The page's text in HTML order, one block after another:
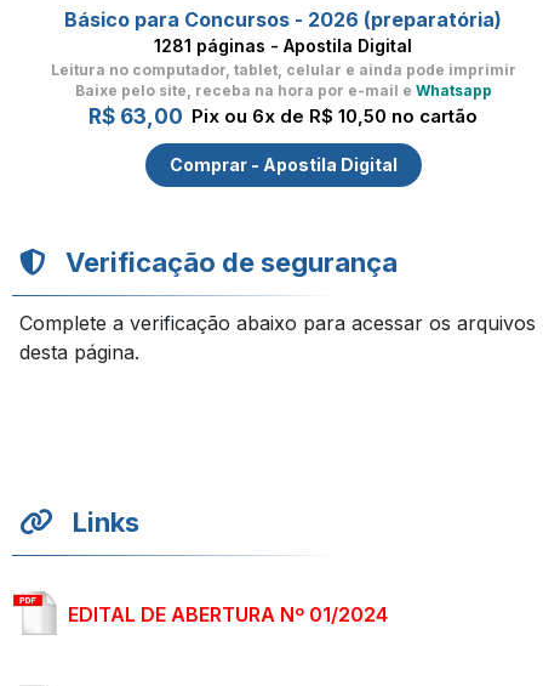
Básico para Concursos - 2026 (preparatória)
1281 páginas - Apostila Digital
Leitura no computador, tablet, celular e ainda pode imprimir
Baixe pelo site, receba na hora por e-mail e Whatsapp
R$ 63,00 Pix ou 6x de R$ 10,50 no cartão
Comprar - Apostila Digital
Verificação de segurança
Complete a verificação abaixo para acessar os arquivos
desta página.
Links
EDITAL DE ABERTURA Nº 01/2024